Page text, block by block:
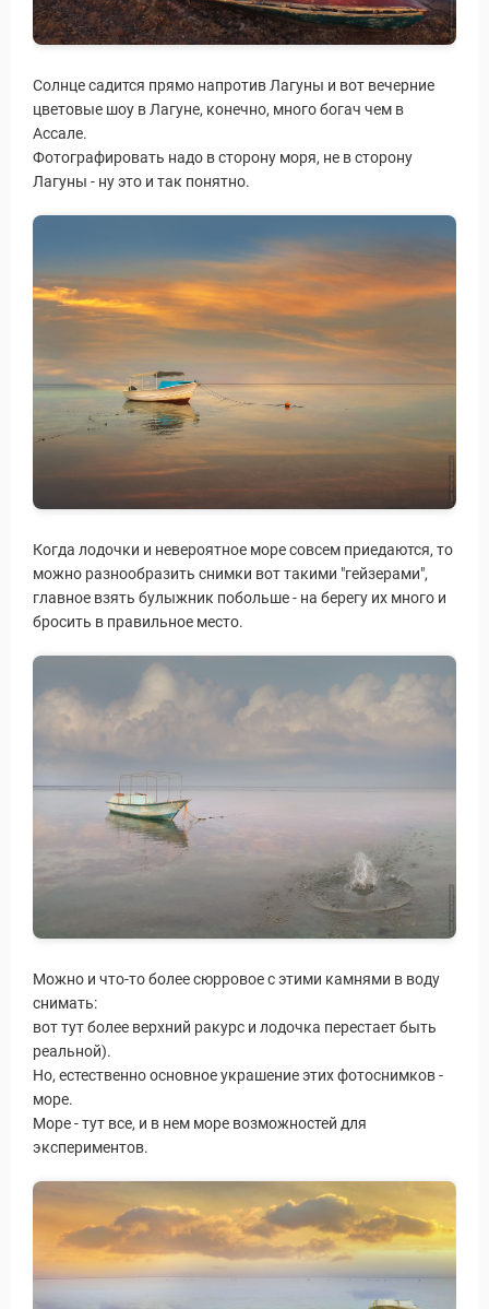
Солнце садится прямо напротив Лагуны и вот вечерние
цветовые шоу в Лагуне, конечно, много богач чем в
Ассале.
Фотографировать надо в сторону моря, не в сторону
Лагуны - ну это и так понятно.
Когда лодочки и невероятное море совсем приедаются, то
можно разнообразить снимки вот такими "гейзерами",
главное взять булыжник побольше - на берегу их много и
бросить в правильное место.
Можно и что-то более сюрровое с этими камнями в воду
снимать:
вот тут более верхний ракурс и лодочка перестает быть
реальной).
Но, естественно основное украшение этих фотоснимков -
море.
Море - тут все, и в нем море возможностей для
экспериментов.